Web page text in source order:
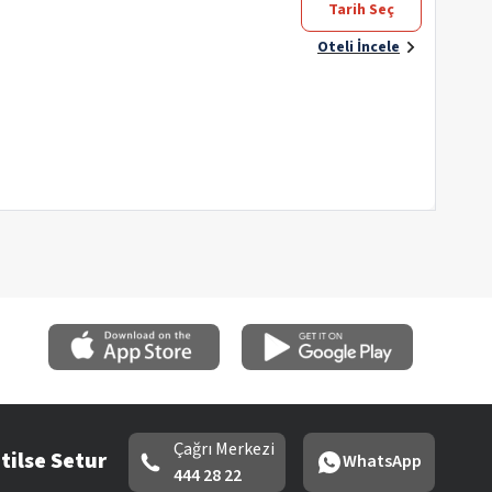
Tarih Seç
Oteli İncele
Setur
Çağrı Merkezi
444 28 22
WhatsApp